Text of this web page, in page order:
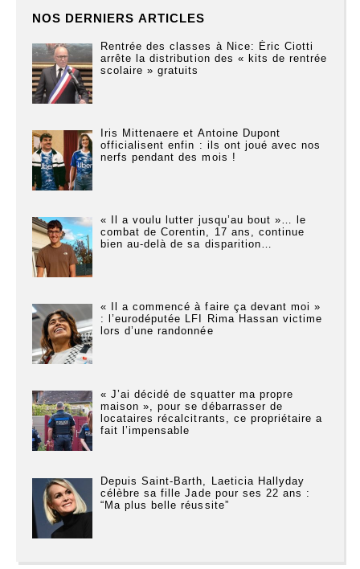
NOS DERNIERS ARTICLES
Rentrée des classes à Nice: Éric Ciotti
arrête la distribution des « kits de rentrée
scolaire » gratuits
Iris Mittenaere et Antoine Dupont
officialisent enfin : ils ont joué avec nos
nerfs pendant des mois !
« Il a voulu lutter jusqu’au bout »… le
combat de Corentin, 17 ans, continue
bien au-delà de sa disparition…
« Il a commencé à faire ça devant moi »
: l’eurodéputée LFI Rima Hassan victime
lors d’une randonnée
« J’ai décidé de squatter ma propre
maison », pour se débarrasser de
locataires récalcitrants, ce propriétaire a
fait l’impensable
Depuis Saint-Barth, Laeticia Hallyday
célèbre sa fille Jade pour ses 22 ans :
“Ma plus belle réussite”